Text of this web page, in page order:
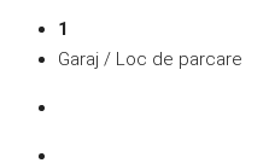
1
Garaj / Loc de parcare